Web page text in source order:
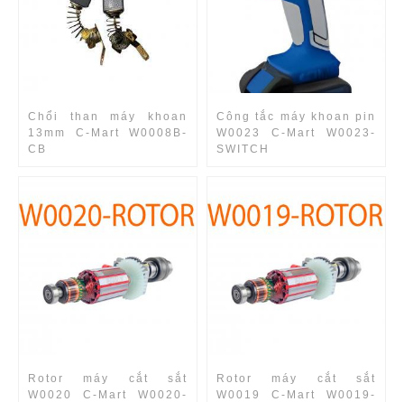
Chổi than máy khoan
13mm C-Mart W0008B-
CB
Công tắc máy khoan pin
W0023 C-Mart W0023-
SWITCH
Rotor máy cắt sắt
W0020 C-Mart W0020-
Rotor máy cắt sắt
W0019 C-Mart W0019-